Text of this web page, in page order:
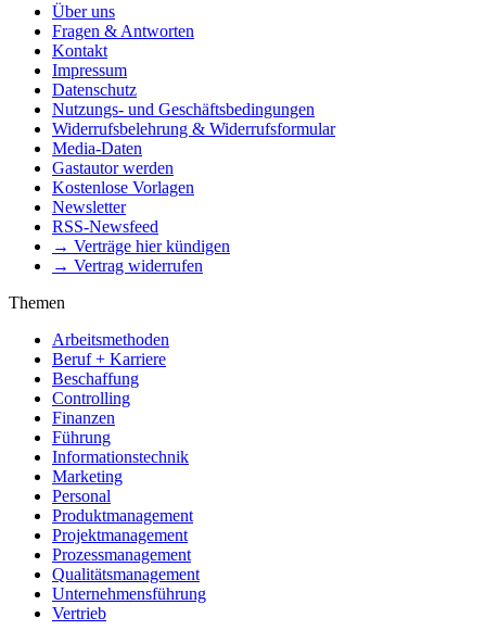
Über uns
Fragen & Antworten
Kontakt
Impressum
Datenschutz
Nutzungs- und Geschäftsbedingungen
Widerrufsbelehrung & Widerrufsformular
Media-Daten
Gastautor werden
Kostenlose Vorlagen
Newsletter
RSS-Newsfeed
→ Verträge hier kündigen
→ Vertrag widerrufen
Themen
Arbeitsmethoden
Beruf + Karriere
Beschaffung
Controlling
Finanzen
Führung
Informationstechnik
Marketing
Personal
Produktmanagement
Projektmanagement
Prozessmanagement
Qualitätsmanagement
Unternehmensführung
Vertrieb